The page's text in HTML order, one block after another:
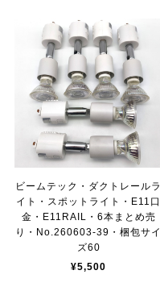
ビームテック・ダクトレールラ
イト・スポットライト・E11口
金・E11RAIL・6本まとめ売
り・No.260603-39・梱包サイ
ズ60
¥5,500